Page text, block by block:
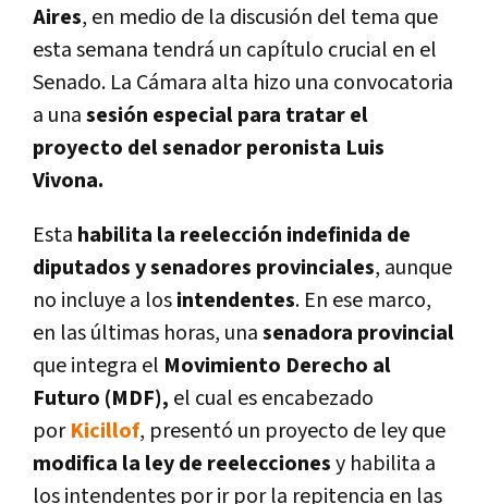
Aires, en medio de la discusión del tema que
esta semana tendrá un capítulo crucial en el
Senado. La Cámara alta hizo una convocatoria
a unasesión especial para tratar el
proyecto del senador peronista Luis
Vivona.
Esta habilita la reelección indefinida de
diputados y senadores provinciales, aunque
no incluye a losintendentes. En ese marco,
en las últimas horas, unasenadora provincial
que integra el Movimiento Derecho al
Futuro (MDF), el cual es encabezado
porKicillof, presentó un proyecto de ley que
modifica la ley de reeleccionesy habilita a
los intendentes por ir por la repitencia en las